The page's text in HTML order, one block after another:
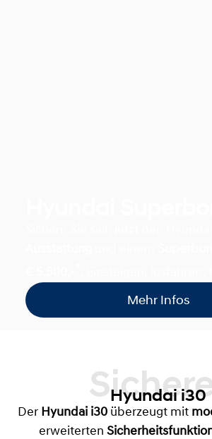
Mehr Infos
Sicherer
Hyundai i30
Der Hyundai i30überzeugt mit
erweiterten